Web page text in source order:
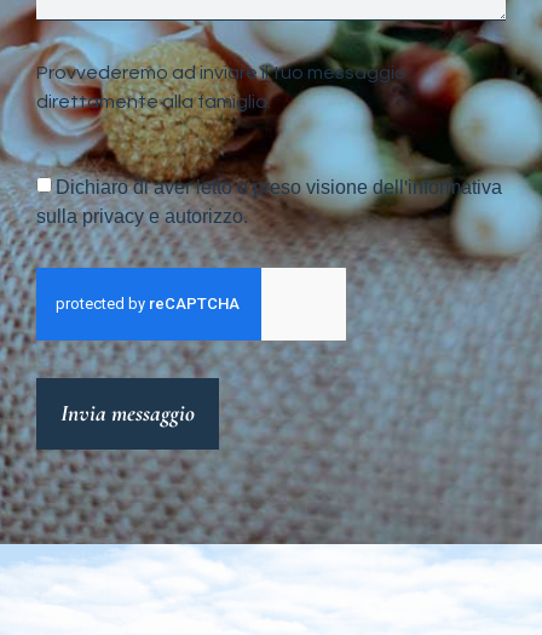
Provvederemo ad inviare il tuo messaggio
direttamente alla famiglia.
Dichiaro di aver letto e preso visione dell'informativa
sulla privacy e autorizzo.
Invia messaggio